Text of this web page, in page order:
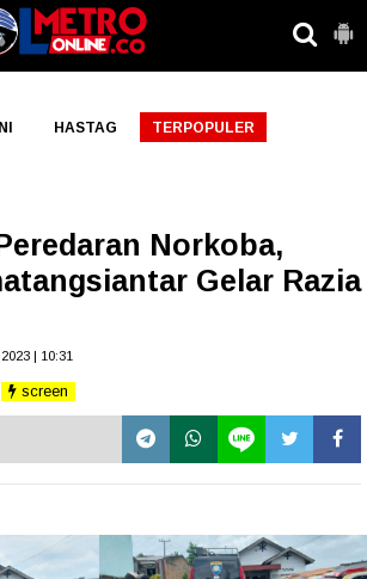
HASTAG TERPOPULER
Norkoba,
Gelar Razia
| 10:31
screen